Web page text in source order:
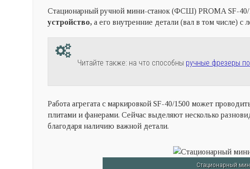
Стационарный ручной мини-станок (ФСШ) PROMA SF-
устройство, а его внутренние детали (вал в том числе) с
Читайте также: на что способны ручные фрезеры
Работа агрегата с маркировкой SF-40/1500 может
плитами и фанерами. Сейчас выделяют несколько
благодаря наличию важной детали.
Стационарный